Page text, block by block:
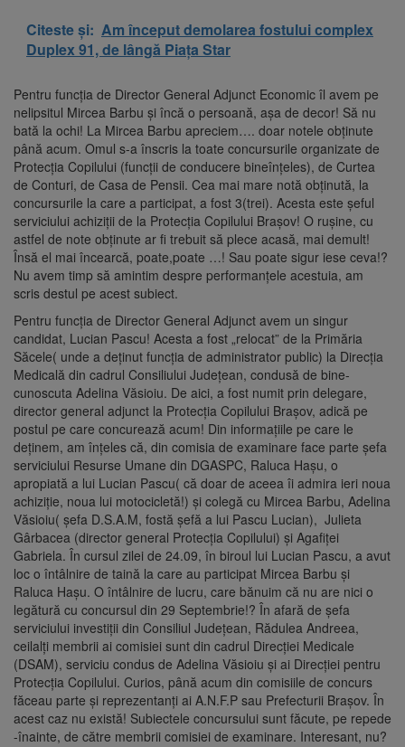
Citeste și: Am început demolarea fostului complex
Duplex 91, de lângă Piața Star
Pentru funcția de Director General Adjunct Economic îl avem pe
nelipsitul Mircea Barbu și încă o persoană, așa de decor! Să nu
bată la ochi! La Mircea Barbu apreciem…. doar notele obținute
până acum. Omul s-a înscris la toate concursurile organizate de
Protecția Copilului (funcții de conducere bineînțeles), de Curtea
de Conturi, de Casa de Pensii. Cea mai mare notă obținută, la
concursurile la care a participat, a fost 3(trei). Acesta este șeful
serviciului achiziții de la Protecția Copilului Brașov! O rușine, cu
astfel de note obținute ar fi trebuit să plece acasă, mai demult!
Însă el mai încearcă, poate,poate …! Sau poate sigur iese ceva!?
Nu avem timp să amintim despre performanțele acestuia, am
scris destul pe acest subiect.
Pentru funcția de Director General Adjunct avem un singur
candidat, Lucian Pascu! Acesta a fost „relocat” de la Primăria
Săcele( unde a deținut funcția de administrator public) la Direcția
Medicală din cadrul Consiliului Județean, condusă de bine-
cunoscuta Adelina Văsioiu. De aici, a fost numit prin delegare,
director general adjunct la Protecția Copilului Brașov, adică pe
postul pe care concurează acum! Din informațiile pe care le
deținem, am înțeles că, din comisia de examinare face parte șefa
serviciului Resurse Umane din DGASPC, Raluca Hașu, o
apropiată a lui Lucian Pascu( că doar de aceea îi admira ieri noua
achiziție, noua lui motocicletă!) și colegă cu Mircea Barbu, Adelina
Văsioiu( șefa D.S.A.M, fostă șefă a lui Pascu Lucian), Julieta
Gârbacea (director general Protecția Copilului) și Agafiței
Gabriela. În cursul zilei de 24.09, în biroul lui Lucian Pascu, a avut
loc o întâlnire de taină la care au participat Mircea Barbu și
Raluca Hașu. O întâlnire de lucru, care bănuim că nu are nici o
legătură cu concursul din 29 Septembrie!? În afară de șefa
serviciului investiții din Consiliul Județean, Rădulea Andreea,
ceilalți membrii ai comisiei sunt din cadrul Direcției Medicale
(DSAM), serviciu condus de Adelina Văsioiu și ai Direcției pentru
Protecția Copilului. Curios, până acum din comisiile de concurs
făceau parte și reprezentanți ai A.N.F.P sau Prefecturii Brașov. În
acest caz nu există! Subiectele concursului sunt făcute, pe repede
-înainte, de către membrii comisiei de examinare. Interesant, nu?